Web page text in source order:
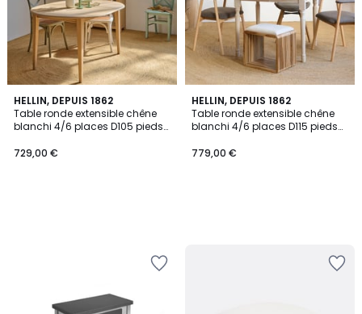
HELLIN, DEPUIS 1862
Table ronde extensible chêne
blanchi 4/6 places D105 pieds
729,00 €
HELLIN, DEPUIS 1862
Table ronde extensible chêne
blanchi 4/6 places D115 pieds
779,00 €